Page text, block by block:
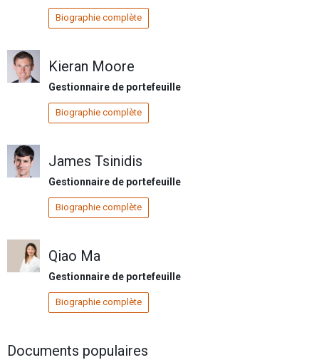
Biographie complète
Kieran Moore
Gestionnaire de portefeuille
Biographie complète
James Tsinidis
Gestionnaire de portefeuille
Biographie complète
Qiao Ma
Gestionnaire de portefeuille
Biographie complète
Documents populaires